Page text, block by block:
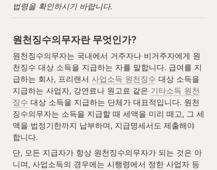
법령을 확인하시기 바랍니다.
원천징수의무자란 무엇인가?
원천징수의무자는 국내에서 거주자나 비거주자에게 원
천징수 대상 소득을 지급하는 자를 말합니다. 급여를 지
급하는 회사, 프리랜서 사업소득 원천징수 대상 소득을
지급하는 사업자, 강연료나 원고료 같은 기타소득 원천
징수 대상 소득을 지급하는 단체가 대표적입니다. 원천
징수의무자는 소득을 지급할 때 세액을 미리 떼고, 그 세
액을 법정기한까지 납부하며, 지급명세서도 제출해야
합니다.
단, 모든 지급자가 항상 원천징수의무자가 되는 것은 아
니며, 사업소득의 경우에는 시행령에서 정한 사업자 등